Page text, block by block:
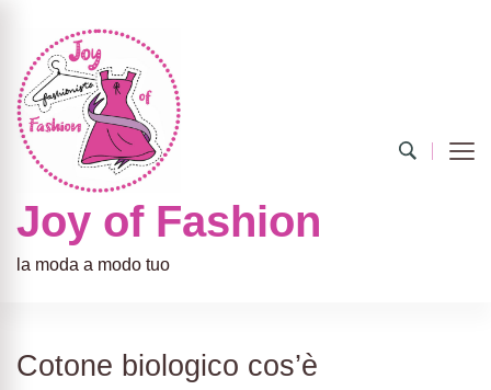
Joy of Fashion
la moda a modo tuo
Cotone biologico cos’è